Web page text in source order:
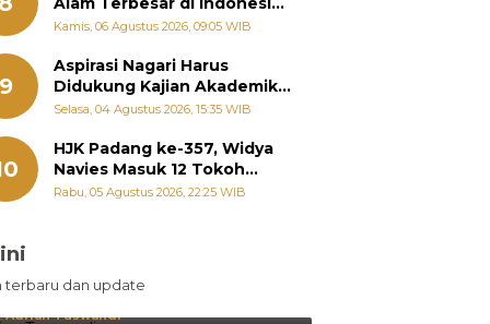
Groundbreaking September
Kamis, 06 Agustus 2026, 09:05 WIB
9
Aspirasi Nagari Harus
Didukung Kajian Akademik,
Zigo Rolanda: Agar Mudah
Kementerian
Selasa, 04 Agustus 2026, 15:35 WIB
HJK Padang ke-357, Widya
Navies Masuk 12 Tokoh
Masyarakat Penerima
Rabu, 05 Agustus 2026, 22:25 WIB
terbaru dan update
Lebih Diunggulkan, tetapi
Selalu Punya Cara Membuat
Adrian Tuswandi